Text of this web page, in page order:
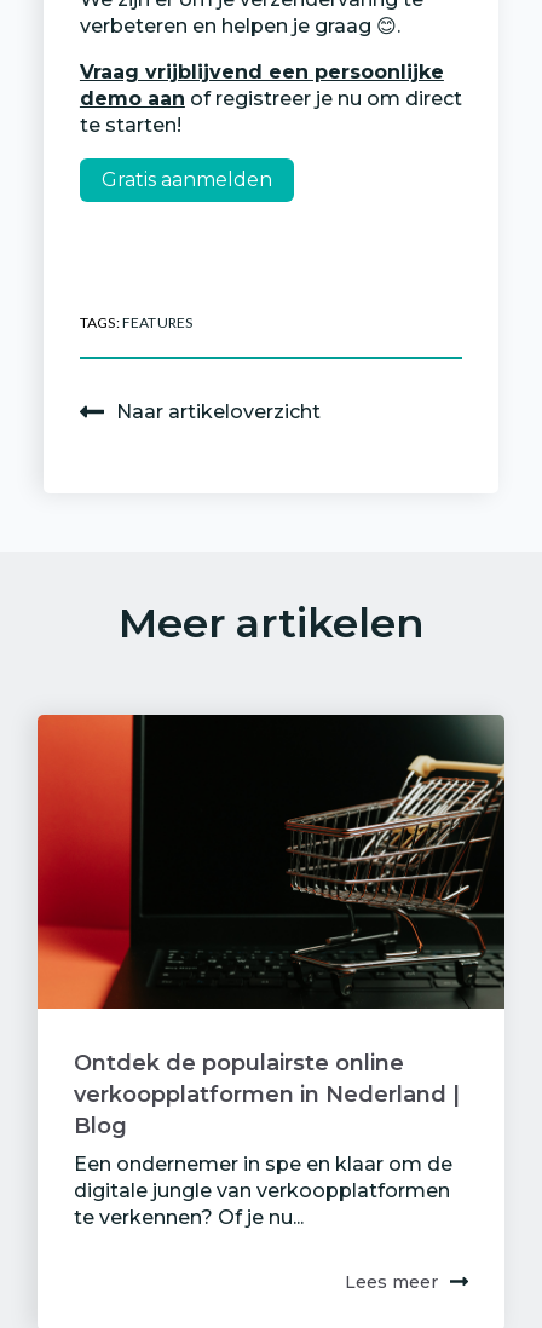
verbeteren en helpen je graag 😊.
Vraag vrijblijvend een persoonlijke
demo aan of registreer je nu om direct
te starten!
Gratis aanmelden
TAGS:FEATURES
Naar artikeloverzicht
Meer artikelen
Ontdek de populairste online
verkoopplatformen in Nederland |
Blog
Een ondernemer in spe en klaar om de
digitale jungle van verkoopplatformen
te verkennen? Of je nu...
Lees meer